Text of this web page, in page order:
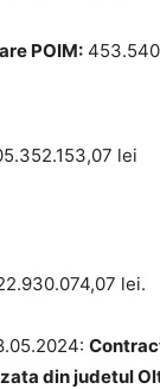
POIM:
lei
lei.
din judetul